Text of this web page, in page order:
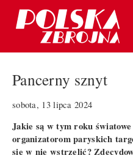
Pancerny sznyt
sobota, 13 lipca 2024
Jakie są w tym roku
organizatorom paryskich
się w nie wstrzelić?